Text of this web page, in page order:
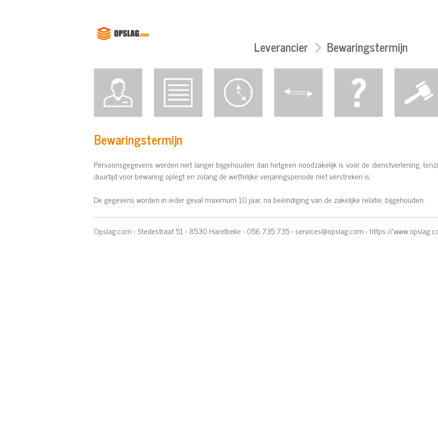
Leverancier Bewaringstermijn
Bewaringstermijn
Persoonsgegevens worden niet langer bijgehouden dan hetgeen noodzakelijk is voor de dienstverlening,
duurtijd voor bewaring oplegt en zolang de wettelijke verjaringsperiode niet verstreken is.
De gegevens worden in ieder geval maximum 10 jaar, na beëindiging van de zakelijke relatie, bijgehouden.
Opslag.com - Stedestraat 51 - 8530 Harelbeke - 056 735 735 -services@opslag.com-https://